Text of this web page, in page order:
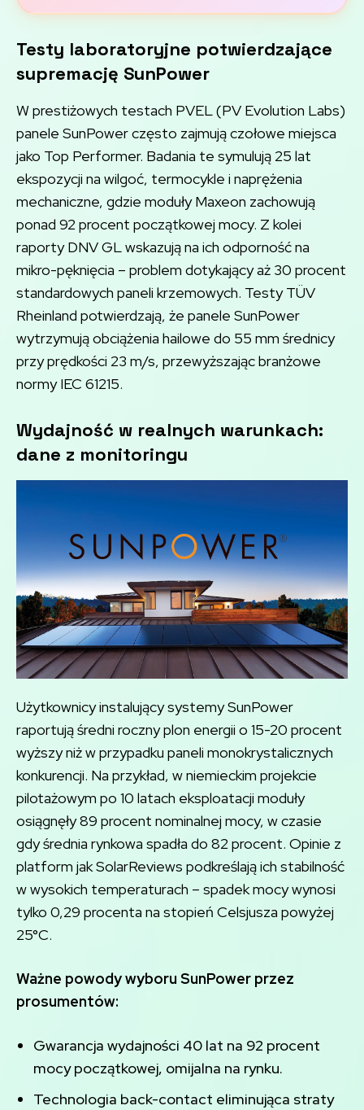
Testy laboratoryjne potwierdzające
supremację SunPower
W prestiżowych testach PVEL (PV Evolution Labs)
panele SunPower często zajmują czołowe miejsca
jako Top Performer. Badania te symulują 25 lat
ekspozycji na wilgoć, termocykle i naprężenia
mechaniczne, gdzie moduły Maxeon zachowują
ponad 92 procent początkowej mocy. Z kolei
raporty DNV GL wskazują na ich odporność na
mikro-pęknięcia – problem dotykający aż 30 procent
standardowych paneli krzemowych. Testy TÜV
Rheinland potwierdzają, że panele SunPower
wytrzymują obciążenia hailowe do 55 mm średnicy
przy prędkości 23 m/s, przewyższając branżowe
normy IEC 61215.
Wydajność w realnych warunkach:
dane z monitoringu
Użytkownicy instalujący systemy SunPower
raportują średni roczny plon energii o 15-20 procent
wyższy niż w przypadku paneli monokrystalicznych
konkurencji. Na przykład, w niemieckim projekcie
pilotażowym po 10 latach eksploatacji moduły
osiągnęły 89 procent nominalnej mocy, w czasie
gdy średnia rynkowa spadła do 82 procent. Opinie z
platform jak SolarReviews podkreślają ich stabilność
w wysokich temperaturach – spadek mocy wynosi
tylko 0,29 procenta na stopień Celsjusza powyżej
25°C.
Ważne powody wyboru SunPower przez
prosumentów:
Gwarancja wydajności 40 lat na 92 procent
mocy początkowej, omijalna na rynku.
Technologia back-contact eliminująca straty